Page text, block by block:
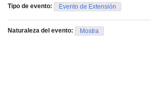
Tipo de evento: Evento de Extensión
Naturaleza del evento: Mostra